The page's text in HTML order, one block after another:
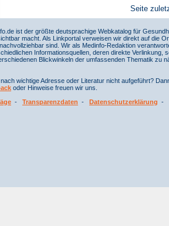
Seite
ist der größte deutsprachige Webkatalog für
macht. Als Linkportal verweisen wir direkt auf die
sind. Wir als Medinfo-Redaktion
Informationsquellen, deren direkte
Blickwinkeln der umfassenden Thematik
wichtige Adresse oder Literatur nicht aufgeführt?
oder Hinweise freuen wir uns.
- Transparenzdaten - Datenschutzerklärung -